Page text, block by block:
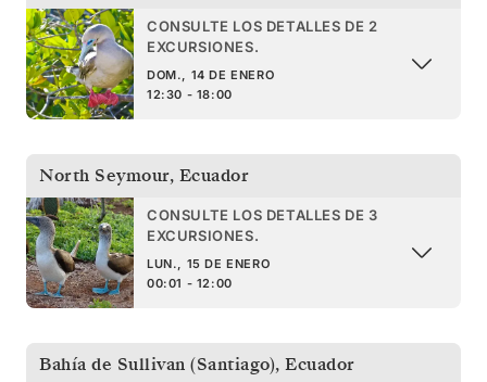
CONSULTE LOS DETALLES DE 2
EXCURSIONES.
DOM., 14 DE ENERO
12:30 - 18:00
North Seymour, Ecuador
CONSULTE LOS DETALLES DE 3
EXCURSIONES.
LUN., 15 DE ENERO
00:01 - 12:00
Bahía de Sullivan (Santiago), Ecuador